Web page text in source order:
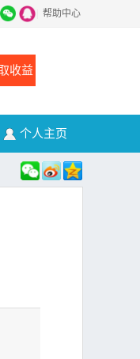
帮助中心
收益
个人主页